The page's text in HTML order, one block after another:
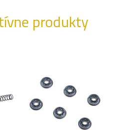
produkty